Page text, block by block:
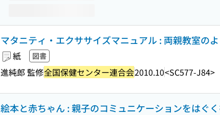
マタニティ・エクササイズマニュアル : 両親教室の
紙 図書
進純郎 監修全国保健センター連合会2010.10<SC577-J84>
絵本と赤ちゃん : 親子のコミュニケーションをはぐ